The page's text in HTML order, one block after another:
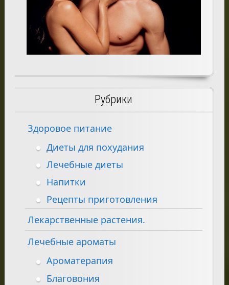
Рубрики
Здоровое питание
Диеты для похудания
Лечебные диеты
Напитки
Рецепты приготовления
Лекарственные растения.
Лечебные ароматы
Ароматерапия
Благовония